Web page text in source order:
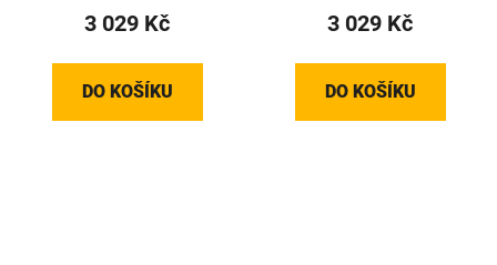
3 029 Kč
DO KOŠÍKU
3 029 Kč
DO KOŠÍKU